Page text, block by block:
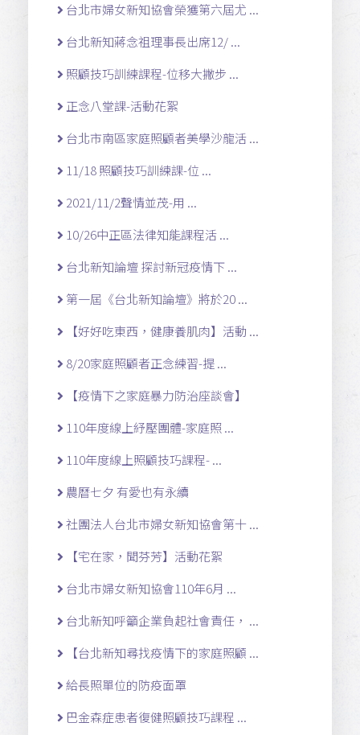
台北市婦女新知協會榮獲第六屆尤 ...
台北新知蔣念祖理事長出席12/ ...
照顧技巧訓練課程-位移大撇步 ...
正念八堂課-活動花絮
台北市南區家庭照顧者美學沙龍活 ...
11/18 照顧技巧訓練課-位 ...
2021/11/2聲情並茂-用 ...
10/26中正區法律知能課程活 ...
台北新知論壇 探討新冠疫情下 ...
第一屆《台北新知論壇》將於20 ...
【好好吃東西，健康養肌肉】活動 ...
8/20家庭照顧者正念練習-提 ...
【疫情下之家庭暴力防治座談會】
110年度線上紓壓團體-家庭照 ...
110年度線上照顧技巧課程- ...
農曆七夕 有愛也有永續
社團法人台北市婦女新知協會第十 ...
【宅在家，聞芬芳】活動花絮
台北市婦女新知協會110年6月 ...
台北新知呼籲企業負起社會責任， ...
【台北新知尋找疫情下的家庭照顧 ...
給長照單位的防疫面罩
巴金森症患者復健照顧技巧課程 ...